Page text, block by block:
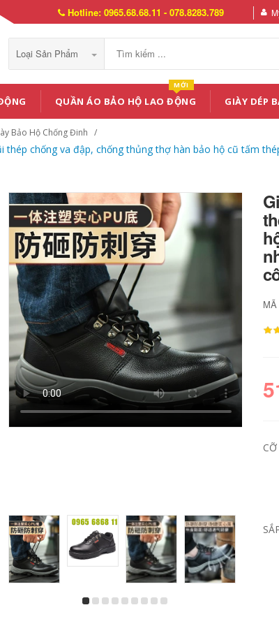
Hotline: 0965.68.68.11 - 078.8283.789
Loại Sản Phẩm
QUẦN ÁO BẢO HỘ LAO ĐỘNG
MỚI
GIÀY DÉP
Bảo Hộ Chống Đinh
thép chống va đập, chống thủng thợ hàn bảo hộ cũ tấm
Giày bảo hộ lao
động Dinggu nam
chống va đập chống
đâm thủng, giày đế
thép khu vực làm
việc mũi thép mềm,
giày vải cotton mùa
đông giày ủng bảo
Giày bảo hộ lao
động Dinggu nam
chống va đập,
chống đâm thủng,
đế mềm nhẹ, mùa
đông plus nhung,
thép tấm, mũi thép
công trường ủng